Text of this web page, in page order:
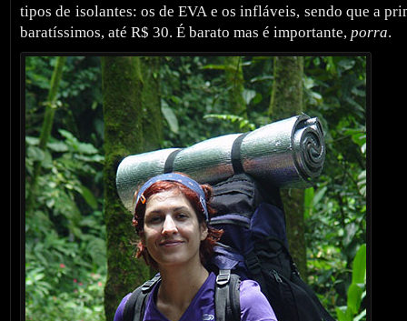
tipos de isolantes: os de EVA e os infláveis, sendo que a
baratíssimos, até R$ 30. É barato mas é importante, porra.